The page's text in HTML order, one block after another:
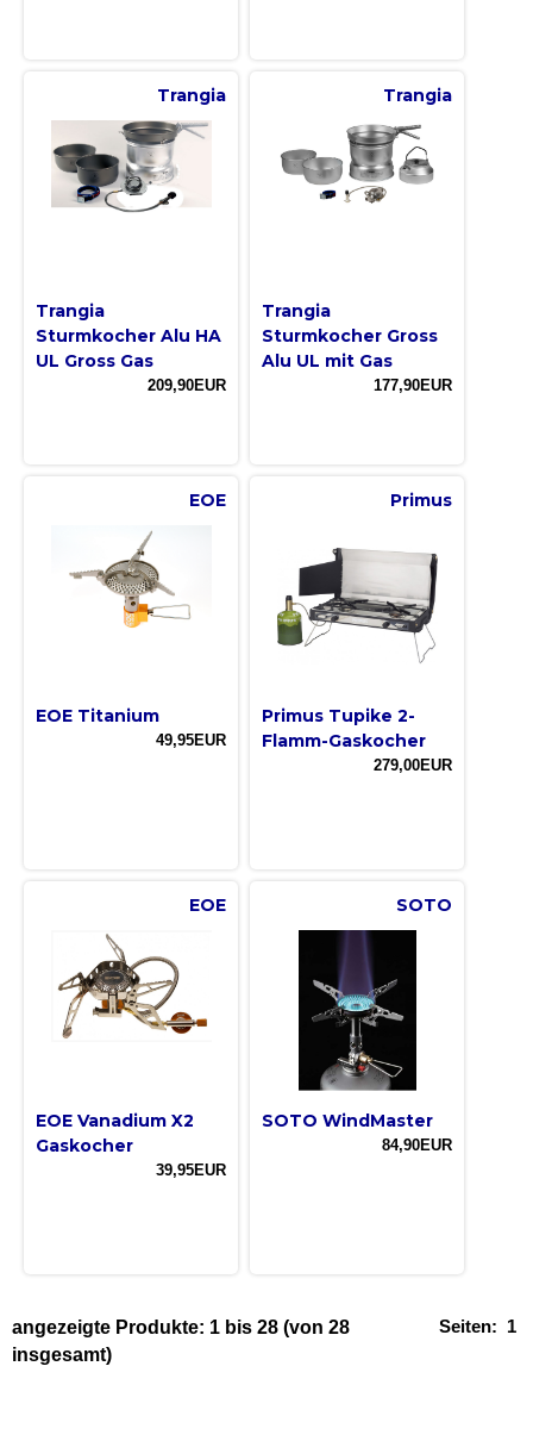
Trangia
Trangia
Sturmkocher Alu HA
UL Gross Gas
209,90EUR
Trangia
Trangia
Sturmkocher Gross
Alu UL mit Gas
177,90EUR
EOE
EOE Titanium
49,95EUR
Primus
Primus Tupike 2-
Flamm-Gaskocher
279,00EUR
EOE
EOE Vanadium X2
Gaskocher
39,95EUR
SOTO
SOTO WindMaster
84,90EUR
Seiten: 1
angezeigte Produkte: 1 bis 28 (von 28
insgesamt)